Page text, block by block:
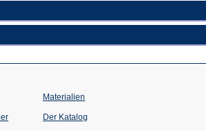
Materialien
Der Katalog